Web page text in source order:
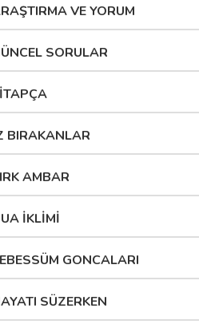
VE YORUM
SORULAR
BIRAKANLAR
AMBAR
İKLİMİ
GONCALARI
SÜZERKEN